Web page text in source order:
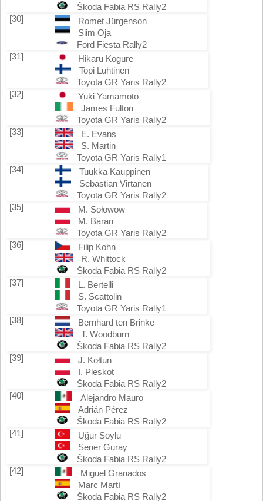
Škoda Fabia RS Rally2
[30]
Romet Jürgenson
Siim Oja
Ford Fiesta Rally2
[31]
Hikaru Kogure
Topi Luhtinen
Toyota GR Yaris Rally2
[32]
Yuki Yamamoto
James Fulton
Toyota GR Yaris Rally2
[33]
E. Evans
S. Martin
Toyota GR Yaris Rally1
[34]
Tuukka Kauppinen
Sebastian Virtanen
Toyota GR Yaris Rally2
[35]
M. Sołowow
M. Baran
Toyota GR Yaris Rally2
[36]
Filip Kohn
R. Whittock
Škoda Fabia RS Rally2
[37]
L. Bertelli
S. Scattolin
Toyota GR Yaris Rally1
[38]
Bernhard ten Brinke
T. Woodburn
Škoda Fabia RS Rally2
[39]
J. Kołtun
I. Pleskot
Škoda Fabia RS Rally2
[40]
Alejandro Mauro
Adrián Pérez
Škoda Fabia RS Rally2
[41]
Uğur Soylu
Sener Guray
Škoda Fabia RS Rally2
[42]
Miguel Granados
Marc Martí
Škoda Fabia RS Rally2